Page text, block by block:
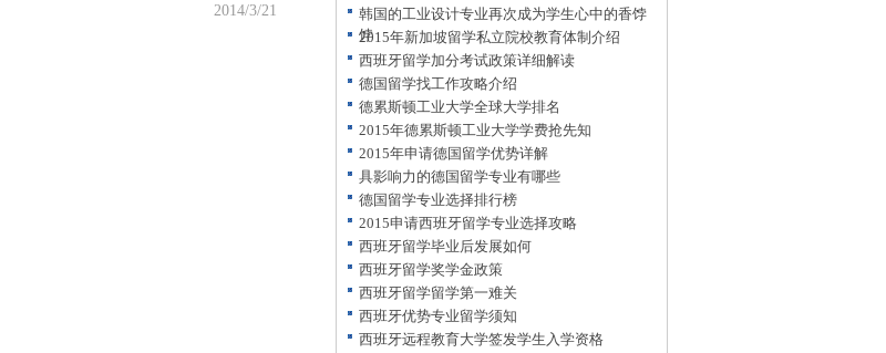
2014/3/21
韩国的工业设计专业再次成为学生心中的香饽
饽
2015年新加坡留学私立院校教育体制介绍
西班牙留学加分考试政策详细解读
德国留学找工作攻略介绍
德累斯顿工业大学全球大学排名
2015年德累斯顿工业大学学费抢先知
2015年申请德国留学优势详解
具影响力的德国留学专业有哪些
德国留学专业选择排行榜
2015申请西班牙留学专业选择攻略
西班牙留学毕业后发展如何
西班牙留学奖学金政策
西班牙留学留学第一难关
西班牙优势专业留学须知
西班牙远程教育大学签发学生入学资格